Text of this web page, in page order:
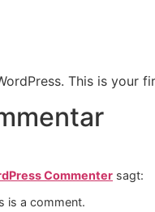
This is your
Commenter sagt:
is a comment.